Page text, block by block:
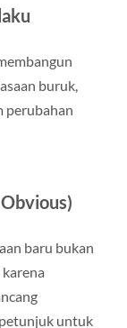
buruk,
perubahan
baru bukan
untuk